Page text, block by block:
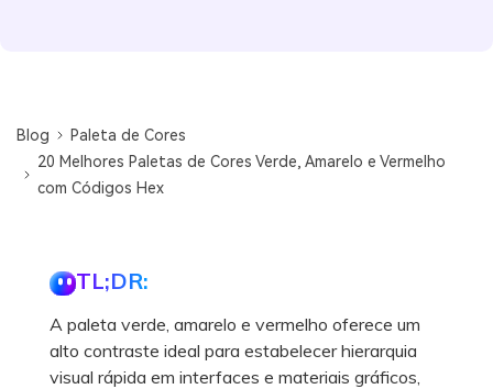
Blog
Paleta de Cores
20 Melhores Paletas de Cores Verde, Amarelo e Vermelho
com Códigos Hex
TL;DR:
A paleta verde, amarelo e vermelho oferece um
alto contraste ideal para estabelecer hierarquia
visual rápida em interfaces e materiais gráficos,